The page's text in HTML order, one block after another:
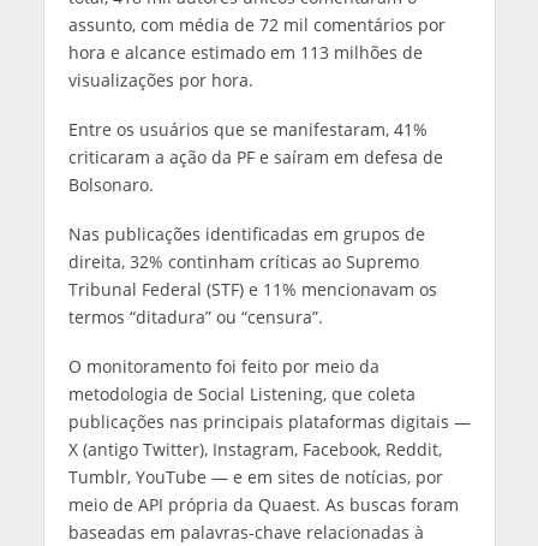
assunto, com média de 72 mil comentários por
hora e alcance estimado em 113 milhões de
visualizações por hora.
Entre os usuários que se manifestaram, 41%
criticaram a ação da PF e saíram em defesa de
Bolsonaro.
Nas publicações identificadas em grupos de
direita, 32% continham críticas ao Supremo
Tribunal Federal (STF) e 11% mencionavam os
termos “ditadura” ou “censura”.
O monitoramento foi feito por meio da
metodologia de Social Listening, que coleta
publicações nas principais plataformas digitais —
X (antigo Twitter), Instagram, Facebook, Reddit,
Tumblr, YouTube — e em sites de notícias, por
meio de API própria da Quaest. As buscas foram
baseadas em palavras-chave relacionadas à